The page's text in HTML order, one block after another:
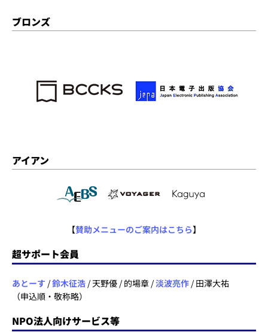
ブロンズ
アイアン
【賛助メニューのご案内はこちら】
超サポート会員
あとーす /鈴木征浩 / 天野優 / 的場章 /淡波亮作 / 田澤大祐
（申込順・敬称略）
NPO法人向けサービス等